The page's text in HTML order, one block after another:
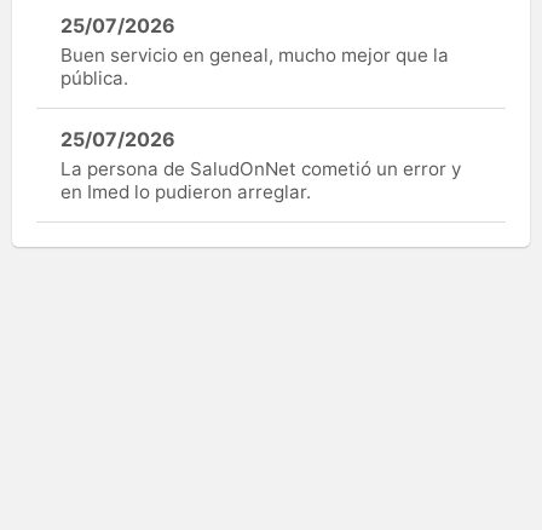
25/07/2026
Buen servicio en geneal, mucho mejor que la
pública.
25/07/2026
La persona de SaludOnNet cometió un error y
en Imed lo pudieron arreglar.